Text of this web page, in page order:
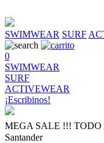
SWIMWEAR SURF
0
SWIMWEAR
SURF
ACTIVEWEAR
¡Escribinos!
MEGA SALE !!! TODO
Santander